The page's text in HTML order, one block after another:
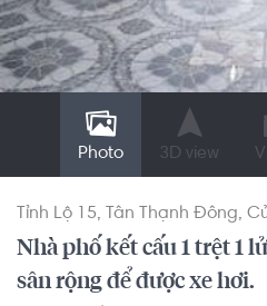
Photo 3D view
Tỉnh Lộ 15 Tân Thạnh Đông
Nhà phố kết cấu 1 trệt 1
sân rộng để được xe hơi.